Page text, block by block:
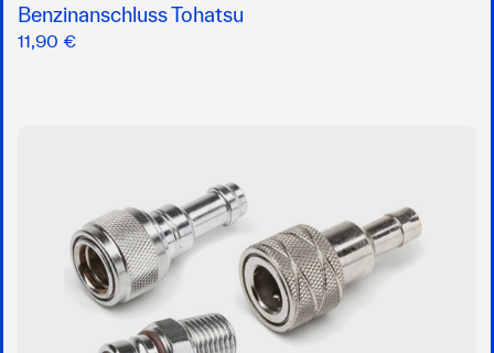
Benzinanschluss Tohatsu
11,90 €